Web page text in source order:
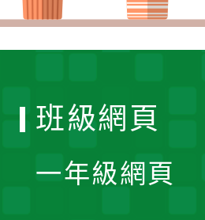
班級網頁
一年級網頁